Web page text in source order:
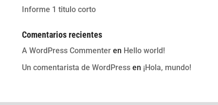
Informe 1 titulo corto
Comentarios recientes
A WordPress Commenteren Hello world!
Un comentarista de WordPressen ¡Hola, mundo!